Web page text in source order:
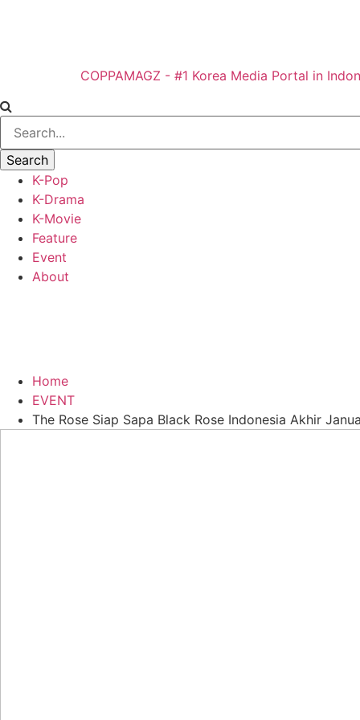
COPPAMAGZ - #1 Korea Media Portal in
K-Pop
K-Drama
K-Movie
Feature
Event
About
Home
EVENT
The Rose Siap Sapa Black Rose Indonesia Akhir